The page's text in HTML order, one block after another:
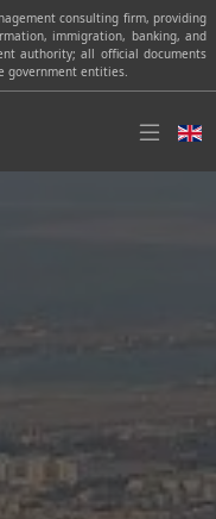
consulting firm, providing
immigration, banking, and
authority; all official documents
government entities.